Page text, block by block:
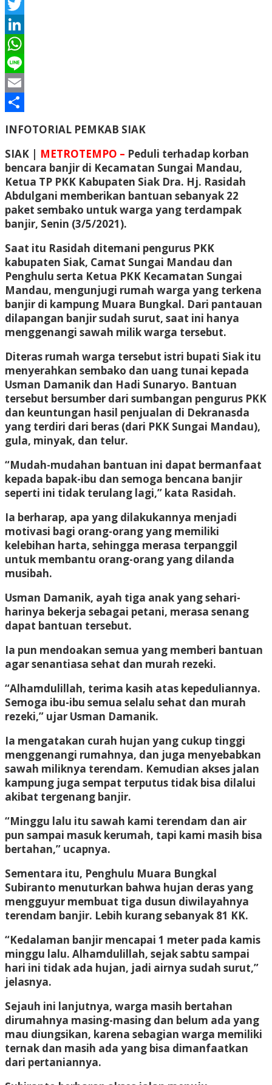
Facebook
Twitter
LinkedIn
WhatsApp
Line
Email
INFOTORIAL PEMKAB SIAK
SIAK | METROTEMPO – Peduli terhadap korban
bencara banjir di Kecamatan Sungai Mandau,
Ketua TP PKK Kabupaten Siak Dra. Hj. Rasidah
Abdulgani memberikan bantuan sebanyak 22
paket sembako untuk warga yang terdampak
banjir, Senin (3/5/2021).
Saat itu Rasidah ditemani pengurus PKK
kabupaten Siak, Camat Sungai Mandau dan
Penghulu serta Ketua PKK Kecamatan Sungai
Mandau, mengunjugi rumah warga yang terkena
banjir di kampung Muara Bungkal. Dari pantauan
dilapangan banjir sudah surut, saat ini hanya
menggenangi sawah milik warga tersebut.
Diteras rumah warga tersebut istri bupati Siak itu
menyerahkan sembako dan uang tunai kepada
Usman Damanik dan Hadi Sunaryo. Bantuan
tersebut bersumber dari sumbangan pengurus PKK
dan keuntungan hasil penjualan di Dekranasda
yang terdiri dari beras (dari PKK Sungai Mandau),
gula, minyak, dan telur.
“Mudah-mudahan bantuan ini dapat bermanfaat
kepada bapak-ibu dan semoga bencana banjir
seperti ini tidak terulang lagi,” kata Rasidah.
Ia berharap, apa yang dilakukannya menjadi
motivasi bagi orang-orang yang memiliki
kelebihan harta, sehingga merasa terpanggil
untuk membantu orang-orang yang dilanda
musibah.
Usman Damanik, ayah tiga anak yang sehari-
harinya bekerja sebagai petani, merasa senang
dapat bantuan tersebut.
Ia pun mendoakan semua yang memberi bantuan
agar senantiasa sehat dan murah rezeki.
“Alhamdulillah, terima kasih atas kepeduliannya.
Semoga ibu-ibu semua selalu sehat dan murah
rezeki,” ujar Usman Damanik.
Ia mengatakan curah hujan yang cukup tinggi
menggenangi rumahnya, dan juga menyebabkan
sawah miliknya terendam. Kemudian akses jalan
kampung juga sempat terputus tidak bisa dilalui
akibat tergenang banjir.
“Minggu lalu itu sawah kami terendam dan air
pun sampai masuk kerumah, tapi kami masih bisa
bertahan,” ucapnya.
Sementara itu, Penghulu Muara Bungkal
Subiranto menuturkan bahwa hujan deras yang
mengguyur membuat tiga dusun diwilayahnya
terendam banjir. Lebih kurang sebanyak 81 KK.
“Kedalaman banjir mencapai 1 meter pada kamis
minggu lalu. Alhamdulillah, sejak sabtu sampai
hari ini tidak ada hujan, jadi airnya sudah surut,”
jelasnya.
Sejauh ini lanjutnya, warga masih bertahan
dirumahnya masing-masing dan belum ada yang
mau diungsikan, karena sebagian warga memiliki
ternak dan masih ada yang bisa dimanfaatkan
dari pertaniannya.